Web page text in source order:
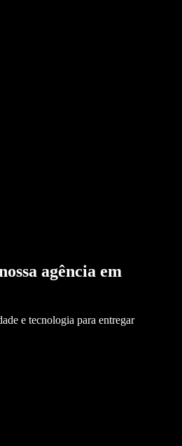
agência em
e tecnologia para entregar